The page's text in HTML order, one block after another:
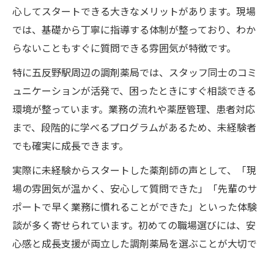
心してスタートできる大きなメリットがあります。現場
では、基礎から丁寧に指導する体制が整っており、わか
らないこともすぐに質問できる雰囲気が特徴です。
特に五反野駅周辺の調剤薬局では、スタッフ同士のコミ
ュニケーションが活発で、困ったときにすぐ相談できる
環境が整っています。業務の流れや薬歴管理、患者対応
まで、段階的に学べるプログラムがあるため、未経験者
でも確実に成長できます。
実際に未経験からスタートした薬剤師の声として、「現
場の雰囲気が温かく、安心して質問できた」「先輩のサ
ポートで早く業務に慣れることができた」といった体験
談が多く寄せられています。初めての職場選びには、安
心感と成長支援が両立した調剤薬局を選ぶことが大切で